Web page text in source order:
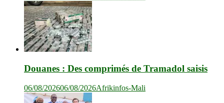
Douanes : Des comprimés de Tramadol saisis
06/08/202606/08/2026Afrikinfos-Mali